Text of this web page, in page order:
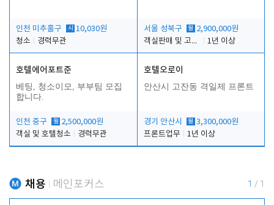
인천 미추홀구 시 10,030원
청소
경력무관
서울 성북구 월 2,900,000원
객실판매 및 고객응대
1년 이상
호텔에어포트준
베팅, 청소이모, 부부팀 모집
합니다.
인천 중구 월 2,500,000원
객실 및 호텔청소
경력무관
호텔오로이
안산시 고잔동 격일제 프론트
경기 안산시 월 3,300,000원
프론트업무
1년 이상
채용 메인포커스 1 / 1